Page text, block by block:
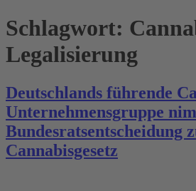
Schlagwort:
Legalisierung
Deutschlands führende
Unternehmensgruppe
Bundesratsentscheidung
Cannabisgesetz